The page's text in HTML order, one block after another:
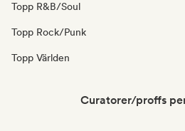
Topp R&B/Soul
Topp Rock/Punk
Topp Världen
Curatorer/proffs